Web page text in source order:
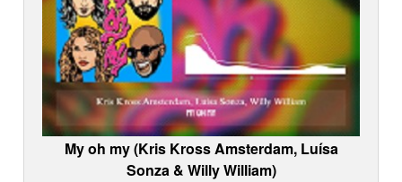
My oh my (Kris Kross Amsterdam, Luísa
Sonza & Willy William)